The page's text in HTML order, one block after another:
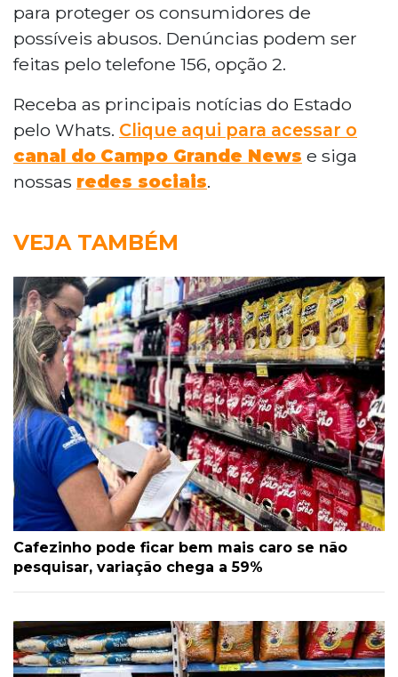
para proteger os consumidores de
possíveis abusos. Denúncias podem ser
feitas pelo telefone 156, opção 2.
Receba as principais notícias do Estado
pelo Whats. Clique aqui para acessar o
canal do Campo Grande News e siga
nossas redes sociais.
VEJA TAMBÉM
Cafezinho pode ficar bem mais caro se não
pesquisar, variação chega a 59%